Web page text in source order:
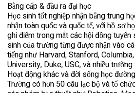
Bằng cấp & đầu ra đại học
Học sinh tốt nghiệp nhận bằng trung
nhận toàn quốc và quốc tế, với hồ sơ
ghi điểm trong mắt các hội đồng tuyển
sinh của trường từng được nhận vào
tiếng như Harvard, Stanford,
University, Duke, USC, và nhiều
Hoạt động khác và đời sống học đường
Trường có hơn 50 câu lạc bộ và tổ